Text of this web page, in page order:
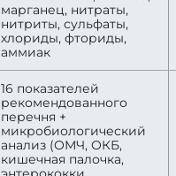
марганец, нитраты,
нитриты, сульфаты,
хлориды, фториды,
аммиак
16 показателей
рекомендованного
перечня +
микробиологический
анализ (ОМЧ, ОКБ,
кишечная палочка,